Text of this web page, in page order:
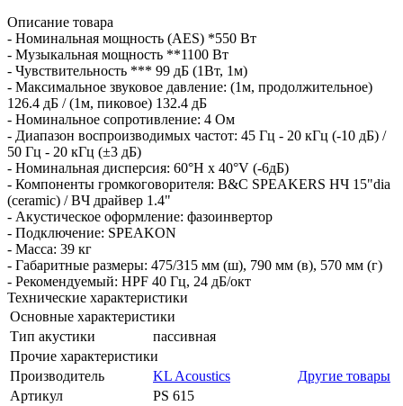
Описание товара
- Номинальная мощность (AES) *550 Вт
- Музыкальная мощность **1100 Вт
- Чувствительность *** 99 дБ (1Вт, 1м)
- Максимальное звуковое давление: (1м, продолжительное)
126.4 дБ / (1м, пиковое) 132.4 дБ
- Номинальное сопротивление: 4 Ом
- Диапазон воспроизводимых частот: 45 Гц - 20 кГц (-10 дБ) /
50 Гц - 20 кГц (±3 дБ)
- Номинальная дисперсия: 60°H х 40°V (-6дБ)
- Компоненты громкоговорителя: B&C SPEAKERS НЧ 15"dia
(ceramic) / BЧ драйвер 1.4"
- Акустическое оформление: фазоинвертор
- Подключение: SPEAKON
- Масса: 39 кг
- Габаритные размеры: 475/315 мм (ш), 790 мм (в), 570 мм (г)
- Рекомендуемый: HPF 40 Гц, 24 дБ/окт
Технические характеристики
Основные характеристики
Тип акустики
пассивная
Прочие характеристики
Производитель
KL Acoustics
Другие товары
Артикул
PS 615